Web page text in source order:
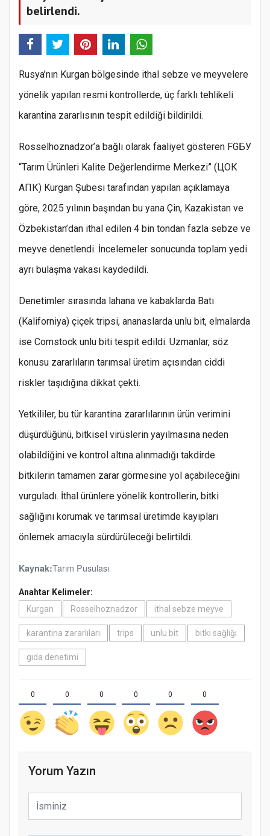
belirlendi.
Rusya’nın Kurgan bölgesinde ithal sebze ve meyvelere
yönelik yapılan resmi kontrollerde, üç farklı tehlikeli
karantina zararlısının tespit edildiği bildirildi.
Rosselhoznadzor’a bağlı olarak faaliyet gösteren FGБУ
“Tarım Ürünleri Kalite Değerlendirme Merkezi” (ЦОК
АПК) Kurgan Şubesi tarafından yapılan açıklamaya
göre, 2025 yılının başından bu yana Çin, Kazakistan ve
Özbekistan’dan ithal edilen 4 bin tondan fazla sebze ve
meyve denetlendi. İncelemeler sonucunda toplam yedi
ayrı bulaşma vakası kaydedildi.
Denetimler sırasında lahana ve kabaklarda Batı
(Kaliforniya) çiçek tripsi, ananaslarda unlu bit, elmalarda
ise Comstock unlu biti tespit edildi. Uzmanlar, söz
konusu zararlıların tarımsal üretim açısından ciddi
riskler taşıdığına dikkat çekti.
Yetkililer, bu tür karantina zararlılarının ürün verimini
düşürdüğünü, bitkisel virüslerin yayılmasına neden
olabildiğini ve kontrol altına alınmadığı takdirde
bitkilerin tamamen zarar görmesine yol açabileceğini
vurguladı. İthal ürünlere yönelik kontrollerin, bitki
sağlığını korumak ve tarımsal üretimde kayıpları
önlemek amacıyla sürdürüleceği belirtildi.
Kaynak:Tarım Pusulası
Anahtar Kelimeler:
Kurgan
Rosselhoznadzor ithal sebze meyve
karantina zararlıları trips unlu bit bitki sağlığı
gıda denetimi
0 0 0 0 0 0
Yorum Yazın